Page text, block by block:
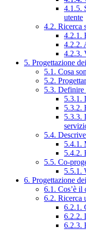
4.1.5.
utente
4.2. Ricerca
4.2.1.
4.2.2.
4.2.3.
5. Progettazione
5.1. Cosa
5.2.
5.3.
5.3.1.
5.3.2.
5.3.3.
5.4.
5.4.1.
5.4.2.
5.5. Co-
5.5.1.
6. Progettazione
6.1. Cos’è il
6.2. Ricerca
6.2.1.
6.2.2.
6.2.3.